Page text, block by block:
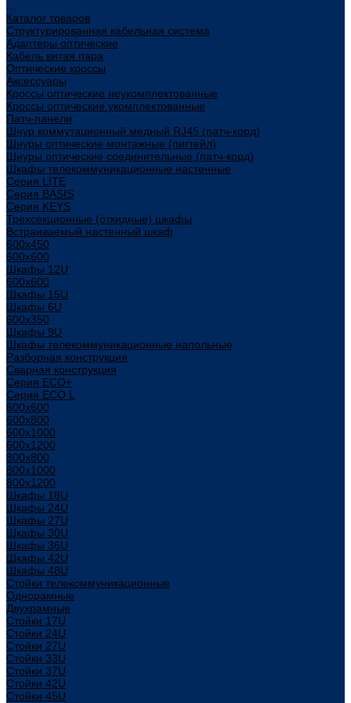
Каталог товаров
Структурированная кабельная система
Адаптеры оптические
Кабель витая пара
Оптические кроссы
Аксессуары
Кроссы оптические неукомплектованные
Кроссы оптические укомплектованные
Патч-панели
Шнур коммутационный медный RJ45 (патч-корд)
Шнуры оптические монтажные (пигтейл)
Шнуры оптические соединительные (патч-корд)
Шкафы телекоммуникационные настенные
Cерия LITE
Cерия BASIS
Cерия KEYS
Трехсекционные (откидные) шкафы
Встраиваемый настенный шкаф
600x450
600x600
Шкафы 12U
600x600
Шкафы 15U
Шкафы 6U
600x350
Шкафы 9U
Шкафы телекоммуникационные напольные
Разборная конструкция
Сварная конструкция
Серия ECO+
Серия ECO L
600x600
600x800
600х1000
600х1200
800x800
800х1000
800х1200
Шкафы 18U
Шкафы 24U
Шкафы 27U
Шкафы 30U
Шкафы 36U
Шкафы 42U
Шкафы 48U
Стойки телекоммуникационные
Однорамные
Двухрамные
Стойки 17U
Стойки 24U
Стойки 27U
Стойки 33U
Стойки 37U
Стойки 42U
Стойки 45U